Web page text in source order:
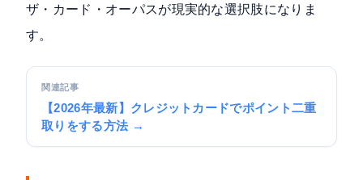
ザ・カード・オーパスが現実的な選択肢になりま
す。
関連記事
【2026年最新】クレジットカードでポイント二重
取りをする方法 →